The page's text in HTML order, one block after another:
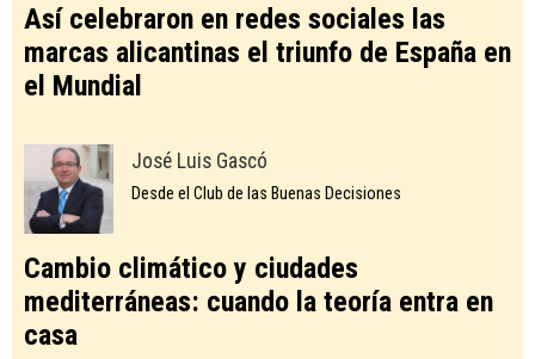
Así celebraron en redes sociales las
marcas alicantinas el triunfo de España en
el Mundial
José Luis Gascó
Desde el Club de las Buenas Decisiones
Cambio climático y ciudades
mediterráneas: cuando la teoría entra en
casa